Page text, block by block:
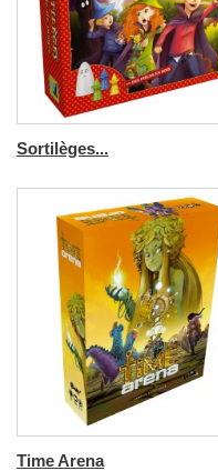
Sortilèges...
Time Arena